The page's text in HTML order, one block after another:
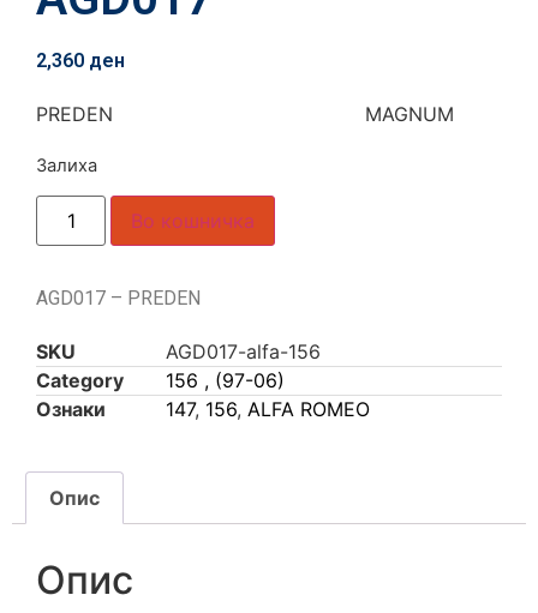
2,360 ден
PREDEN MAGNUM
Залиха
Во кошничка
AGD017 – PREDEN
SKU
AGD017-alfa-156
Category
156 , (97-06)
Ознаки
147, 156, ALFA ROMEO
Опис
Опис